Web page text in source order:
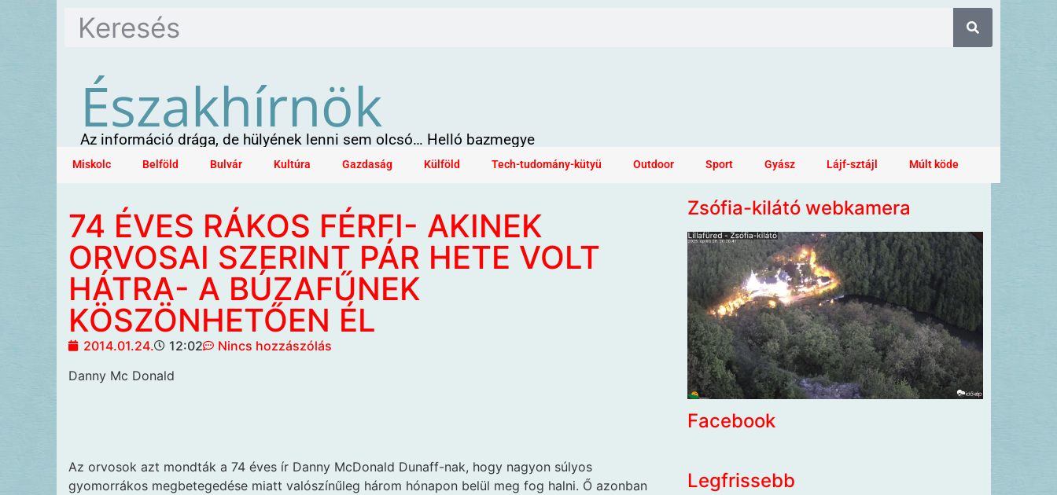
Északhírnök
Az információ drága, de hülyének lenni sem olcsó… Helló bazmegye
Miskolc Belföld Bulvár Kultúra Gazdaság Külföld Tech-tudomány-kütyü Outdoor Sport Gyász Lájf-sztájl Múlt köde
74 ÉVES RÁKOS FÉRFI- AKINEK
ORVOSAI SZERINT PÁR HETE VOLT
HÁTRA- A BÚZAFŰNEK
KÖSZÖNHETŐEN ÉL
2014.01.24. 12:02
Nincs hozzászólás
Danny Mc Donald
Az orvosok azt mondták a 74 éves ír Danny McDonald Dunaff-nak, hogy nagyon súlyos
gyomorrákos megbetegedése miatt valószínűleg három hónapon belül meg fog halni. Ő azonban
Zsófia-kilátó webkamera
Facebook
Legfrissebb